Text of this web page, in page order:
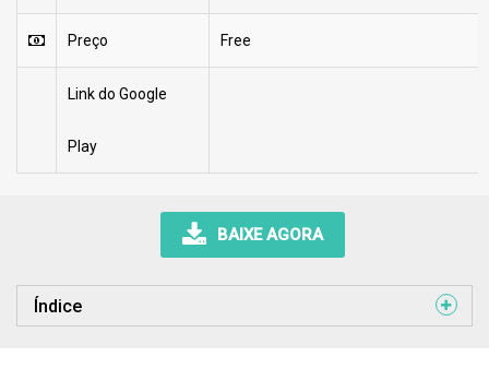
Preço Free
Link do Google
Play
BAIXE AGORA
Índice